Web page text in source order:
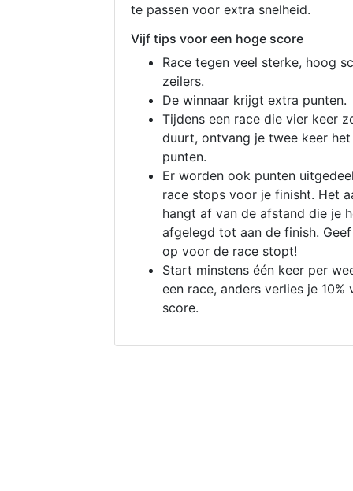
te passen voor extra snelheid.
Vijf tips voor een hoge score
Race tegen veel sterke, hoog
zeilers.
De winnaar krijgt extra punten.
Tijdens een race die vier keer
duurt, ontvang je twee keer
punten.
Er worden ook punten
race stops voor je finisht. Het
hangt af van de afstand die je
afgelegd tot aan de finish.
op voor de race stopt!
Start minstens één keer per
een race, anders verlies je 10%
score.